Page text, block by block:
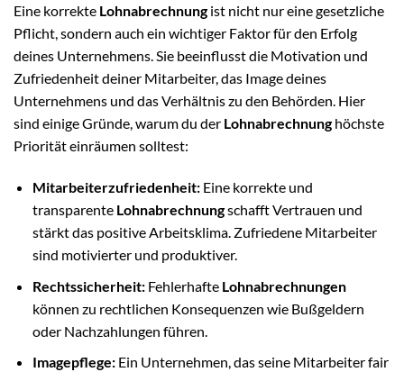
Eine korrekte Lohnabrechnungist nicht nur eine gesetzliche
Pflicht, sondern auch ein wichtiger Faktor für den Erfolg
deines Unternehmens. Sie beeinflusst die Motivation und
Zufriedenheit deiner Mitarbeiter, das Image deines
Unternehmens und das Verhältnis zu den Behörden. Hier
sind einige Gründe, warum du der Lohnabrechnunghöchste
Priorität einräumen solltest:
Mitarbeiterzufriedenheit:Eine korrekte und
transparente Lohnabrechnungschafft Vertrauen und
stärkt das positive Arbeitsklima. Zufriedene Mitarbeiter
sind motivierter und produktiver.
Rechtssicherheit:Fehlerhafte Lohnabrechnungen
können zu rechtlichen Konsequenzen wie Bußgeldern
oder Nachzahlungen führen.
Imagepflege:Ein Unternehmen, das seine Mitarbeiter fair